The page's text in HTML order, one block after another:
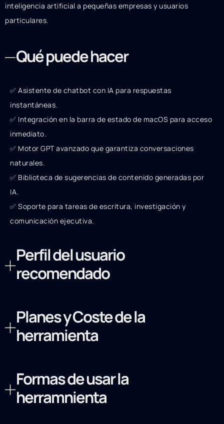
inteligencia artificial a pequeñas empresas y usuarios
particulares.
Qué puede hacer
✅ Asistente de chatbot con IA para respuestas
instantáneas.
✅ Integración en la barra de estado de macOS para acceso
inmediato.
✅ Motor GPT avanzado que garantiza conversaciones
naturales.
✅ Biblioteca de sugerencias de contenido generadas por
IA.
✅ Soporte para tareas de escritura, investigación y
comunicación ejecutiva.
Perfil del usuario
recomendado
Planes y Coste de la
herramienta
Formas de usar la
herramnienta